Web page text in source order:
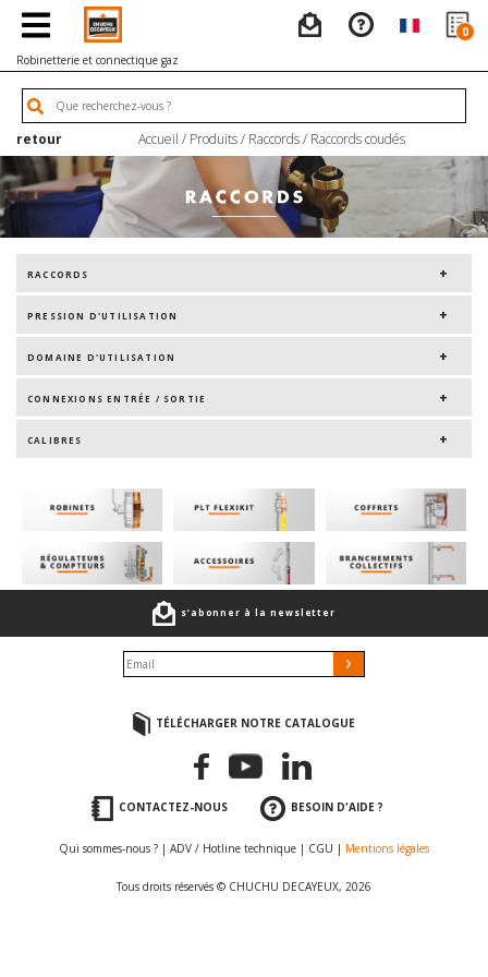
0
Robinetterie et connectique gaz
retour Accueil / Produits/ Raccords/ Raccords coudés
RACCORDS
PRESSION D'UTILISATION
DOMAINE D'UTILISATION
CONNEXIONS ENTRÉE / SORTIE
CALIBRES
s’abonner à la newsletter
TÉLÉCHARGER NOTRE CATALOGUE
CONTACTEZ-NOUS BESOIN D'AIDE ?
Qui sommes-nous ? | ADV / Hotline technique | CGU | Mentions légales
Tous droits réservés © CHUCHU DECAYEUX, 2026